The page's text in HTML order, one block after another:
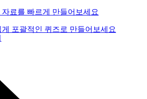
료를 빠르게 만들어보세요
포괄적인 퀴즈로 만들어보세요